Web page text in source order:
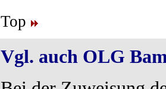
Top
Vgl. auch OLG